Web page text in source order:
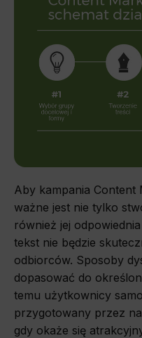
Aby kampania Content
ważne jest nie tylko
również jej
tekst nie będzie
odbiorców. Sposoby
dopasować do
temu użytkownicy
przygotowany przez
gdy okaże się